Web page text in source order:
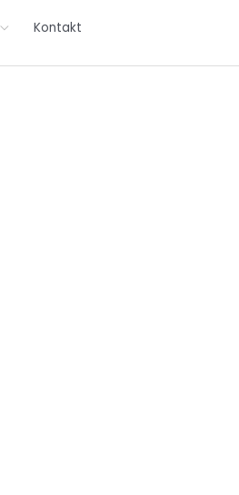
Kontakt